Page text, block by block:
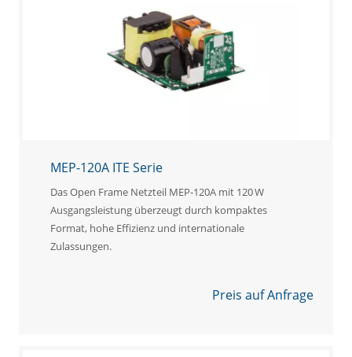
MEP-120A ITE Serie
Das Open Frame Netzteil MEP‑120A mit 120 W
Ausgangsleistung überzeugt durch kompaktes
Format, hohe Effizienz und internationale
Zulassungen.
Preis auf Anfrage